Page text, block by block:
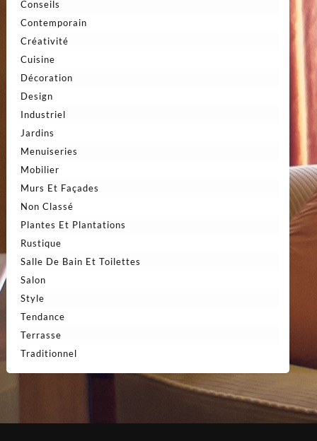
Conseils
Contemporain
Créativité
Cuisine
Décoration
Design
Industriel
Jardins
Menuiseries
Mobilier
Murs Et Façades
Non Classé
Plantes Et Plantations
Rustique
Salle De Bain Et Toilettes
Salon
Style
Tendance
Terrasse
Traditionnel